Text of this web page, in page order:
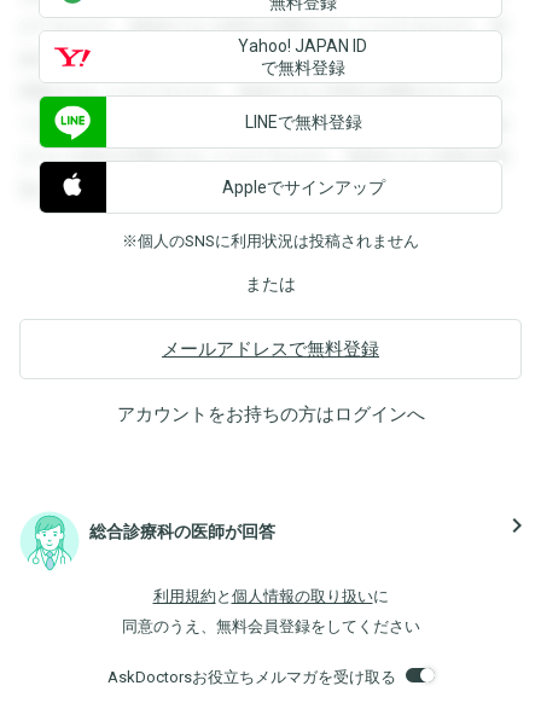
ができます。登録すると回答を閲覧することができます。登
録すると回答を閲覧することができます。登録すると回答を
閲覧することができます。登録すると回答を閲覧することが
できます。登録すると回答を閲覧することができます。登録
すると回答を閲覧することができます。登録すると回答を閲
覧することができます。
Yahoo! JAPAN ID
で無料登録
LINEで無料登録
Appleでサインアップ
※個人のSNSに利用状況は投稿されません
または
メールアドレスで無料登録
アカウントをお持ちの方はログインへ
総合診療科の医師が回答 navigate_next
利用規約 と 個人情報の取り扱いに
同意のうえ、無料会員登録をしてください
AskDoctorsお役立ちメルマガを受け取る